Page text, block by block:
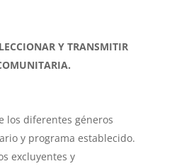
Y TRANSMITIR
los diferentes géneros
y programa establecido.
excluyentes y